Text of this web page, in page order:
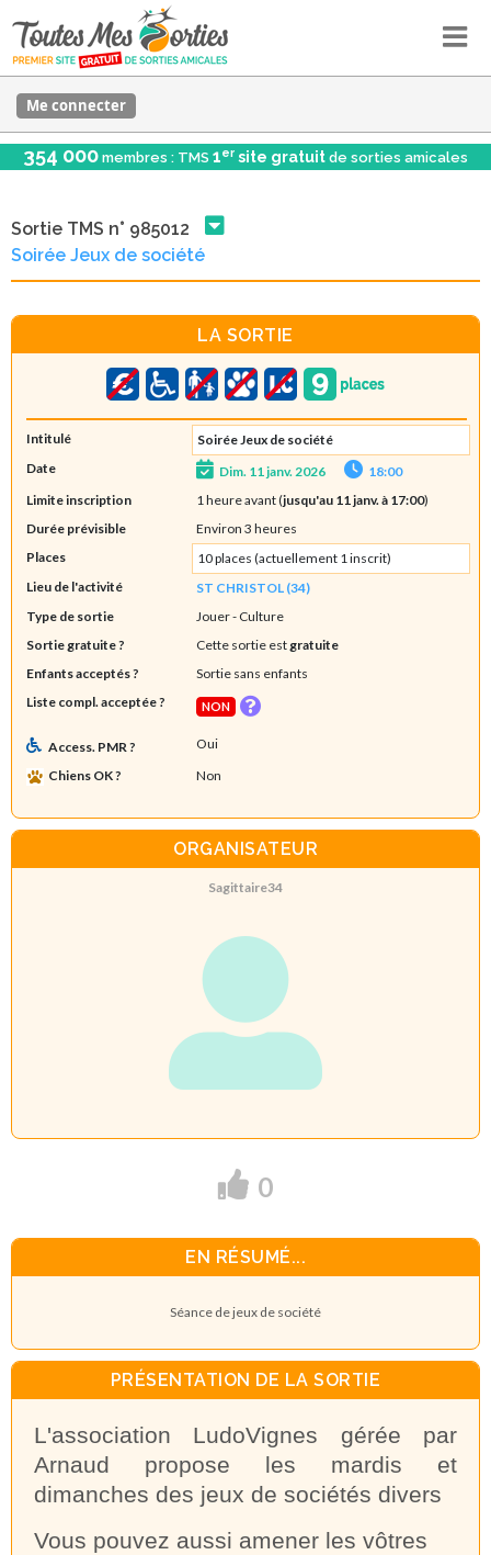
Me connecter
354 000 membres : TMS 1er site gratuit de sorties amicales
Sortie TMS n° 985012
Soirée Jeux de société
LA SORTIE
Intitulé
Soirée Jeux de société
Date
Dim. 11 janv. 2026
18:00
Limite inscription
1 heure avant (jusqu'au 11 janv. à 17:00)
Durée prévisible
Environ 3 heures
Places
10 places (actuellement 1 inscrit)
Lieu de l'activité
ST CHRISTOL (34)
Type de sortie
Jouer- Culture
Sortie gratuite ?
Cette sortie est gratuite
Enfants acceptés ?
Sortie sans enfants
Liste compl. acceptée ?
NON
Access. PMR ?
Oui
Chiens OK ?
Non
ORGANISATEUR
Sagittaire34
0
EN RÉSUMÉ...
Séance de jeux de société
PRÉSENTATION DE LA SORTIE
L'association LudoVignes gérée par
Arnaud propose les mardis et
dimanches des jeux de sociétés divers
Vous pouvez aussi amener les vôtres